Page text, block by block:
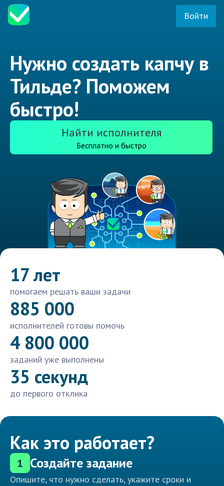
Войти
Нужно создать капчу в
Тильде? Поможем
быстро!
Найти исполнителя
Бесплатно и быстро
17 лет
помогаем решать ваши задачи
885 000
исполнителей готовы помочь
4 800 000
заданий уже выполнены
35 секунд
до первого отклика
Как это работает?
1 Создайте задание
Опишите, что нужно сделать, укажите сроки и